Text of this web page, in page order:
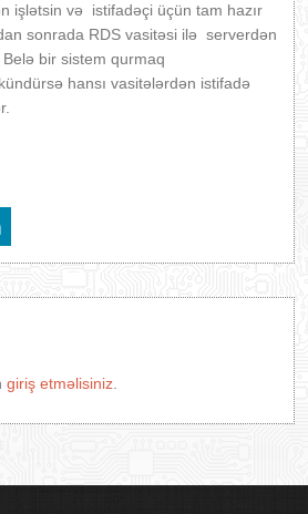
işlətsin və istifadəçi üçün tam hazır
sonrada RDS vasitəsi ilə serverdən
Belə bir sistem qurmaq
hansı vasitələrdən istifadə
giriş etməlisiniz